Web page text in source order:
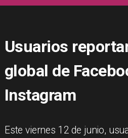
Usuarios
global de
Instagram
Este viernes 12 de junio,